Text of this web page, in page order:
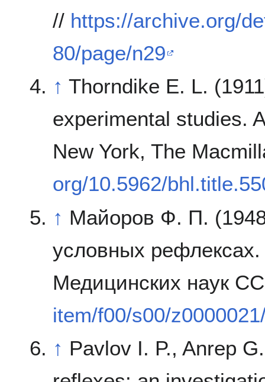
// https://archive.org/
80/page/n29
↑ Thorndike E. L.
experimental studies.
New York, The
org/10.5962/
↑ Майоров Ф. П.
условных
Медицинских наук
item/f00/s00/
↑ Pavlov I. P., Anrep